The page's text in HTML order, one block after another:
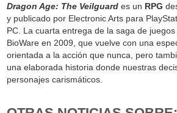
Dragon Age: The Veilguard es un RPG
y publicado por Electronic Arts para
PC. La cuarta entrega de la saga de
BioWare en 2009, que vuelve con una
orientada a la acción que nunca, pero
una elaborada historia donde nuestras
personajes carismáticos.